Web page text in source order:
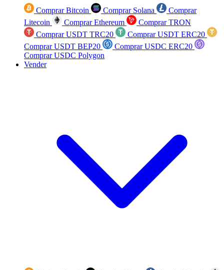
Comprar Bitcoin Comprar Solana
Comprar
Litecoin
Comprar Ethereum
Comprar TRON
Comprar USDT TRC20
Comprar USDT ERC20
Comprar USDT BEP20
Comprar USDC ERC20
Comprar USDC Polygon
Vender